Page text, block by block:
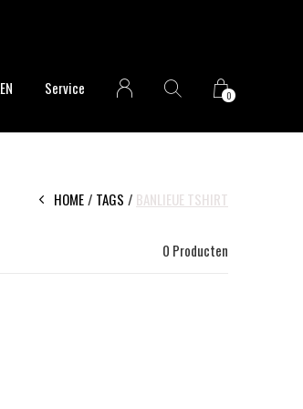
Service 0
HOME TAGS BANLIEUE TSHIRT
0 Producten